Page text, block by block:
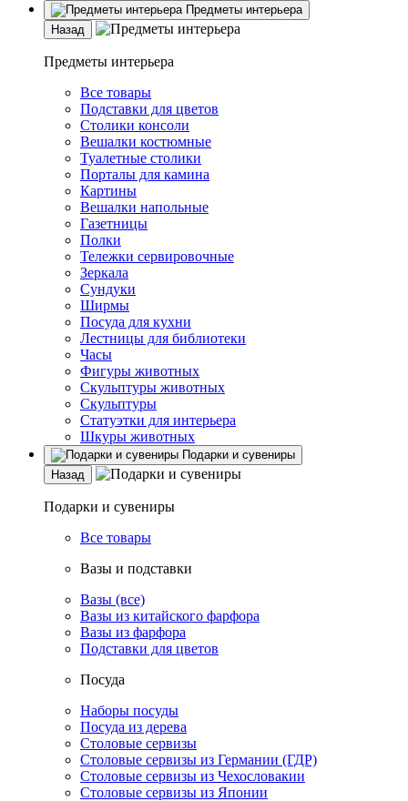
Предметы интерьера
Назад
Предметы интерьера
Все товары
Подставки для цветов
Столики консоли
Вешалки костюмные
Туалетные столики
Порталы для камина
Картины
Вешалки напольные
Газетницы
Полки
Тележки сервировочные
Зеркала
Сундуки
Ширмы
Посуда для кухни
Лестницы для библиотеки
Часы
Фигуры животных
Скульптуры животных
Скульптуры
Статуэтки для интерьера
Шкуры животных
Подарки и сувениры
Назад
Подарки и сувениры
Все товары
Вазы и подставки
Вазы (все)
Вазы из китайского фарфора
Вазы из фарфора
Подставки для цветов
Посуда
Наборы посуды
Посуда из дерева
Столовые сервизы
Столовые сервизы из Германии (ГДР)
Столовые сервизы из Чехословакии
Столовые сервизы из Японии